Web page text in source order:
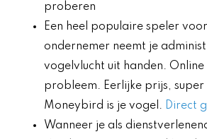
proberen
Een heel populaire speler
ondernemer neemt je
vogelvlucht uit handen.
probleem. Eerlijke prijs,
Moneybird is je vogel. Direct
Wanneer je als